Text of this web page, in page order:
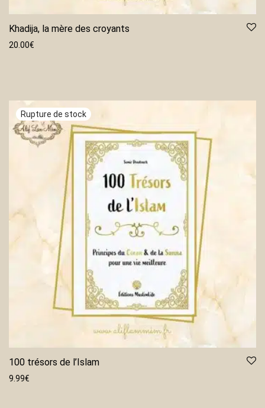
Khadija, la mère des croyants
20.00€
100 trésors de l’Islam
9.99€